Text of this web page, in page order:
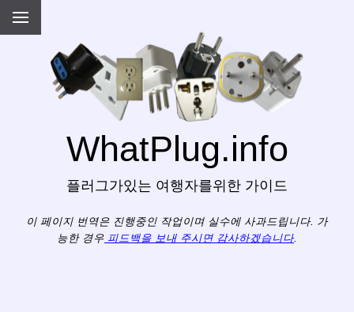
WhatPlug.info
플러그가있는 여행자를위한 가이드
이 페이지 번역은 진행중인 작업이며 실수에 사과드립니다. 가
능한 경우 피드백을 보내 주시면 감사하겠습니다.